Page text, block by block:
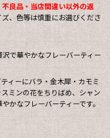
不良品・当店間違い以外の返
、色等は慎重にお選びくださ
で華やかなフレーバーティー
ィーにバラ・金木犀・カモミ
ミンの花をちりばめ、シャン
かなフレーバーティーです。